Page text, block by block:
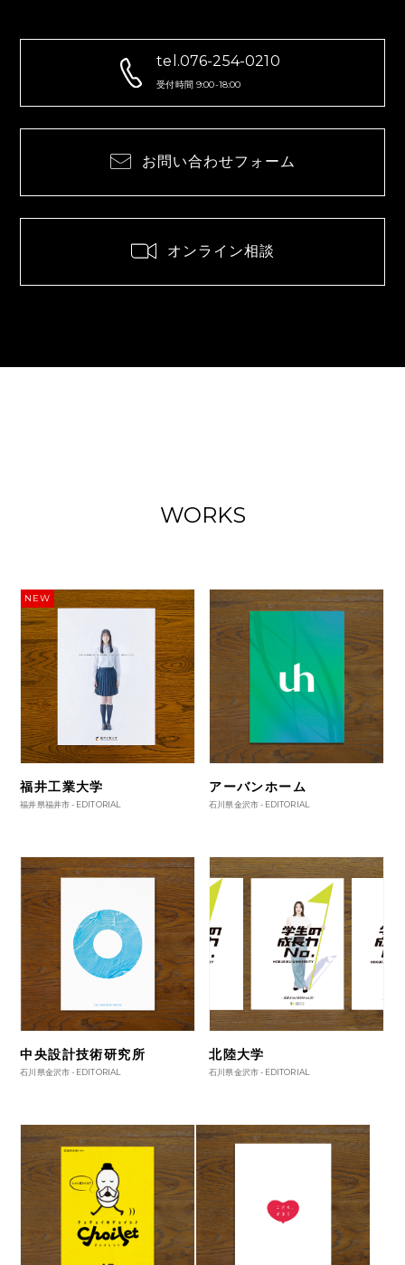
tel.076-254-0210
受付時間 9:00-18:00
お問い合わせフォーム
オンライン相談
WORKS
NEW
福井工業大学
福井県福井市 - EDITORIAL
アーバンホーム
石川県金沢市 - EDITORIAL
中央設計技術研究所
石川県金沢市 - EDITORIAL
北陸大学
石川県金沢市 - EDITORIAL